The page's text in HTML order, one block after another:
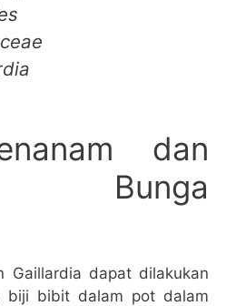
dan
Bunga
Gaillardia dapat dilakukan
biji bibit dalam pot dalam